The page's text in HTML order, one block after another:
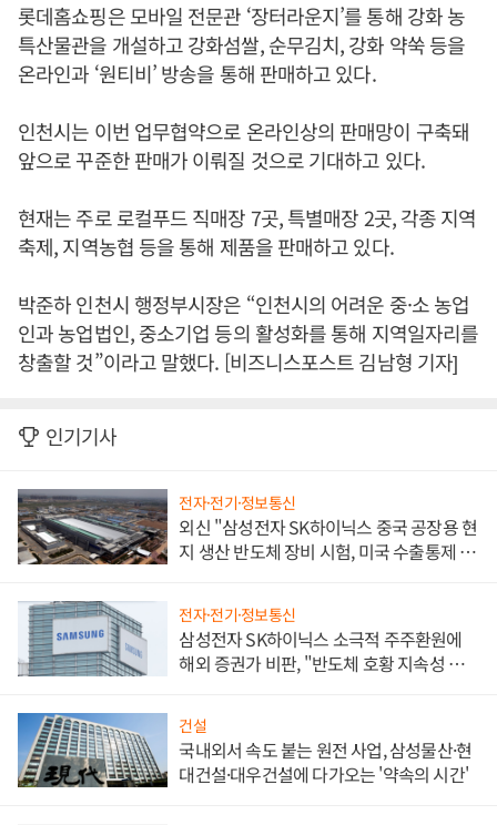
롯데홈쇼핑은 모바일 전문관 ‘장터라운지’를 통해 강화 농
특산물관을 개설하고 강화섬쌀, 순무김치, 강화 약쑥 등을
온라인과 ‘원티비’ 방송을 통해 판매하고 있다.
인천시는 이번 업무협약으로 온라인상의 판매망이 구축돼
앞으로 꾸준한 판매가 이뤄질 것으로 기대하고 있다.
현재는 주로 로컬푸드 직매장 7곳, 특별매장 2곳, 각종 지역
축제, 지역농협 등을 통해 제품을 판매하고 있다.
박준하 인천시 행정부시장은 “인천시의 어려운 중·소 농업
인과 농업법인, 중소기업 등의 활성화를 통해 지역일자리를
창출할 것”이라고 말했다. [비즈니스포스트 김남형 기자]
인기기사
전자·전기·정보통신
외신 "삼성전자 SK하이닉스 중국 공장용 현
지 생산 반도체 장비 시험, 미국 수출통제 대
전자·전기·정보통신
삼성전자 SK하이닉스 소극적 주주환원에
해외 증권가 비판, "반도체 호황 지속성 의
건설
국내외서 속도 붙는 원전 사업, 삼성물산·현
대건설·대우건설에 다가오는 '약속의 시간'